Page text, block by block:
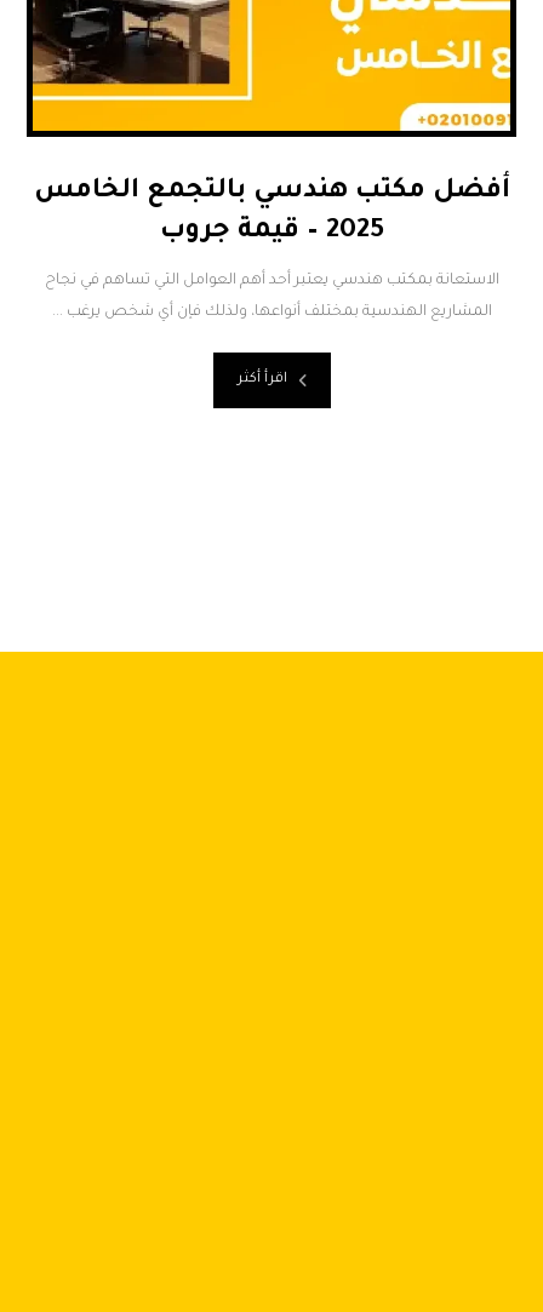
أفضل مكتب هندسي بالتجمع الخامس
2025 – قيمة جروب
الاستعانة بمكتب هندسي يعتبر أحد أهم العوامل التي تساهم في نجاح
المشاريع الهندسية بمختلف أنواعها، ولذلك فإن أي شخص يرغب ...
اقرأ أكثر